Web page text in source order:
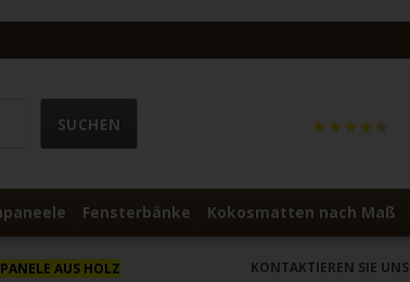
Fensterbänke Kokosmatten nach Maß
AUS HOLZ KONTAKTIEREN SIE UNS